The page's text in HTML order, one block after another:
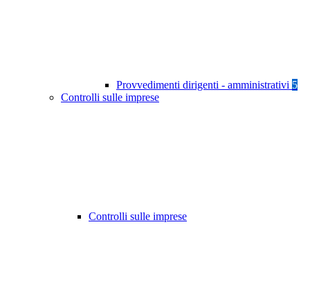
Provvedimenti dirigenti - amministrativi 5
Controlli sulle imprese
Controlli sulle imprese